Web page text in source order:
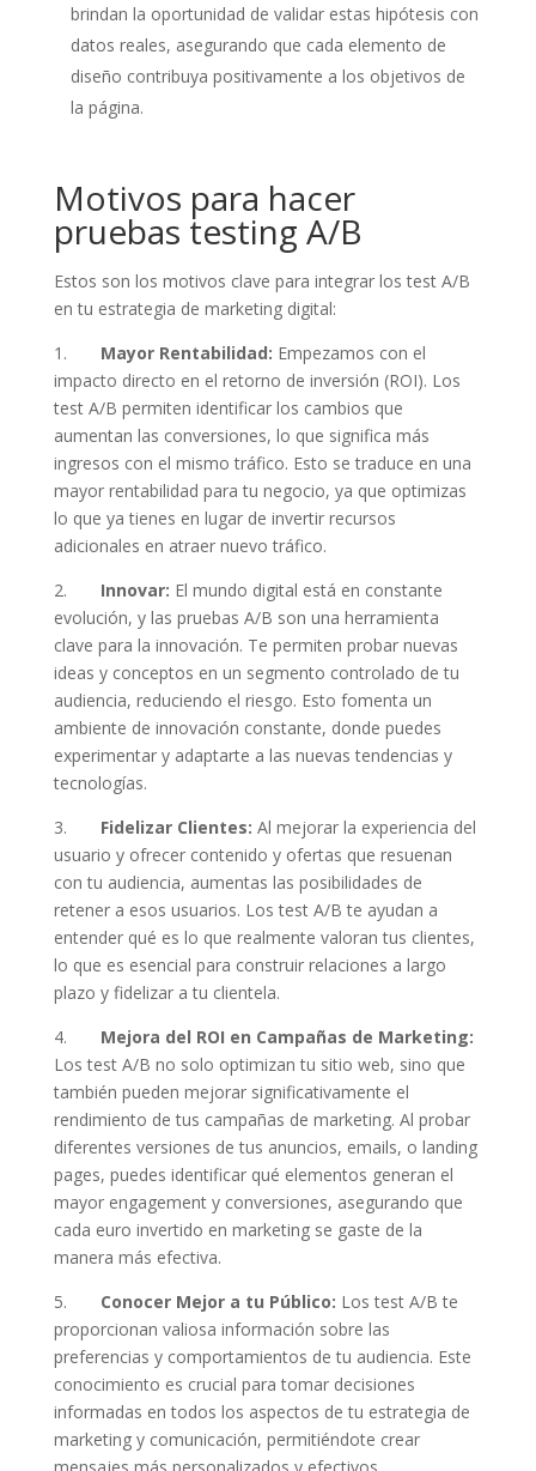
brindan la oportunidad de validar estas hipótesis con
datos reales, asegurando que cada elemento de
diseño contribuya positivamente a los objetivos de
la página.
Motivos para hacer
pruebas testing A/B
Estos son los motivos clave para integrar los test A/B
en tu estrategia de marketing digital:
1. Mayor Rentabilidad: Empezamos con el
impacto directo en el retorno de inversión (ROI). Los
test A/B permiten identificar los cambios que
aumentan las conversiones, lo que significa más
ingresos con el mismo tráfico. Esto se traduce en una
mayor rentabilidad para tu negocio, ya que optimizas
lo que ya tienes en lugar de invertir recursos
adicionales en atraer nuevo tráfico.
2. Innovar: El mundo digital está en constante
evolución, y las pruebas A/B son una herramienta
clave para la innovación. Te permiten probar nuevas
ideas y conceptos en un segmento controlado de tu
audiencia, reduciendo el riesgo. Esto fomenta un
ambiente de innovación constante, donde puedes
experimentar y adaptarte a las nuevas tendencias y
tecnologías.
3. Fidelizar Clientes: Al mejorar la experiencia del
usuario y ofrecer contenido y ofertas que resuenan
con tu audiencia, aumentas las posibilidades de
retener a esos usuarios. Los test A/B te ayudan a
entender qué es lo que realmente valoran tus clientes,
lo que es esencial para construir relaciones a largo
plazo y fidelizar a tu clientela.
4. Mejora del ROI en Campañas de Marketing:
Los test A/B no solo optimizan tu sitio web, sino que
también pueden mejorar significativamente el
rendimiento de tus campañas de marketing. Al probar
diferentes versiones de tus anuncios, emails, o landing
pages, puedes identificar qué elementos generan el
mayor engagement y conversiones, asegurando que
cada euro invertido en marketing se gaste de la
manera más efectiva.
5. Conocer Mejor a tu Público: Los test A/B te
proporcionan valiosa información sobre las
preferencias y comportamientos de tu audiencia. Este
conocimiento es crucial para tomar decisiones
informadas en todos los aspectos de tu estrategia de
marketing y comunicación, permitiéndote crear